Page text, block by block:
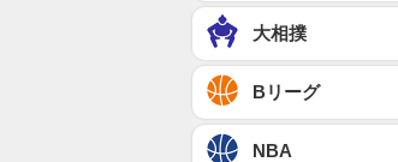
大相撲
Bリーグ
NBA